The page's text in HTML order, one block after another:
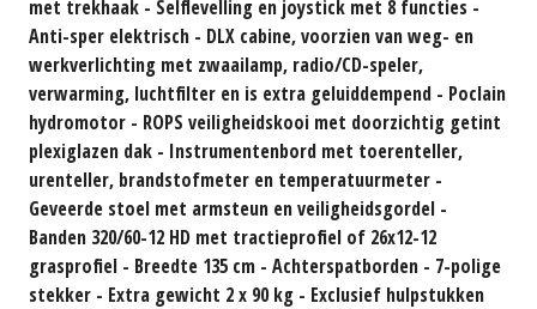
met trekhaak - Selflevelling en joystick met 8 functies -
Anti-sper elektrisch - DLX cabine, voorzien van weg- en
werkverlichting met zwaailamp, radio/CD-speler,
verwarming, luchtfilter en is extra geluiddempend - Poclain
hydromotor - ROPS veiligheidskooi met doorzichtig getint
plexiglazen dak - Instrumentenbord met toerenteller,
urenteller, brandstofmeter en temperatuurmeter -
Geveerde stoel met armsteun en veiligheidsgordel -
Banden 320/60-12 HD met tractieprofiel of 26x12-12
grasprofiel - Breedte 135 cm - Achterspatborden - 7-polige
stekker - Extra gewicht 2 x 90 kg - Exclusief hulpstukken